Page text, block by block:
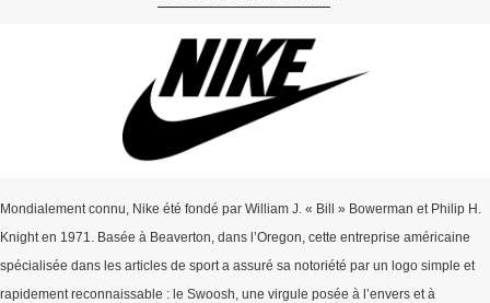
Mondialement connu, Nike été fondé par William J. « Bill » Bowerman et Philip H.
Knight en 1971. Basée à Beaverton, dans l’Oregon, cette entreprise américaine
spécialisée dans les articles de sport a assuré sa notoriété par un logo simple et
rapidement reconnaissable : le Swoosh, une virgule posée à l’envers et à